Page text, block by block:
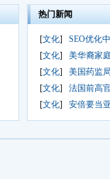
热门新闻
[文化]
SEO优化
[文化]
美华裔家
[文化]
美国药监
[文化]
法国前高
[文化] 安倍要当